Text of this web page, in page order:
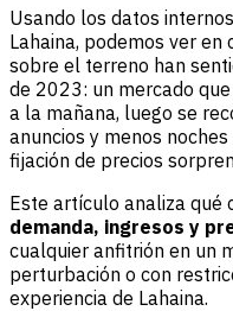
Usando los datos
Lahaina, podemos ver
sobre el terreno han
de 2023: un mercado
a la mañana, luego se
anuncios y menos
fijación de precios
Este artículo analiza qué
demanda, ingresos y
cualquier anfitrión en un
perturbación o con
experiencia de Lahaina.